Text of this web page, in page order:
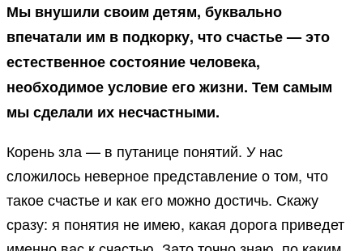
Мы внушили своим детям, буквально
впечатали им в подкорку, что счастье — это
естественное состояние человека,
необходимое условие его жизни. Тем самым
мы сделали их несчастными.
Корень зла — в путанице понятий. У нас
сложилось неверное представление о том, что
такое счастье и как его можно достичь. Скажу
сразу: я понятия не имею, какая дорога приведет